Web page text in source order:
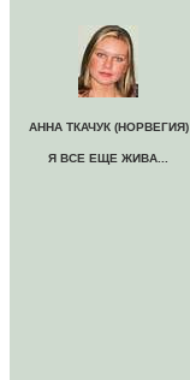
АННА ТКАЧУК (НОРВЕГИЯ)
Я ВСЕ ЕЩЕ ЖИВА...